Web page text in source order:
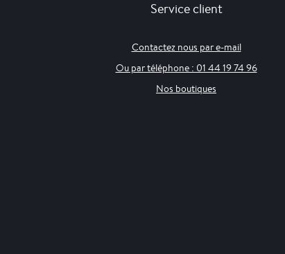
Service client
Contactez nous par e-mail
Ou par téléphone : 01 44 19 74 96
Nos boutiques